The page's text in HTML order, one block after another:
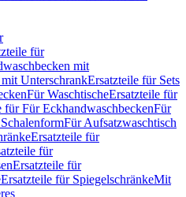
für
mit
UnterschrankErsatzteile für Sets
Für WaschtischeErsatzteile für
für Für EckhandwaschbeckenFür
Für Aufsatzwaschtisch
Ersatzteile für
für
Ersatzteile für
Ersatzteile für SpiegelschränkeMit